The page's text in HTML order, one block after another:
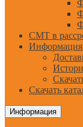
CMT в
Информация
Скачать
Информация